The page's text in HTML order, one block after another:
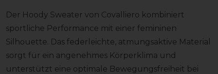
Der Hoody Sweater von Covalliero kombiniert
sportliche Performance mit einer femininen
Silhouette. Das federleichte, atmungsaktive Material
sorgt für ein angenehmes Körperklima und
unterstützt eine optimale Bewegungsfreiheit bei